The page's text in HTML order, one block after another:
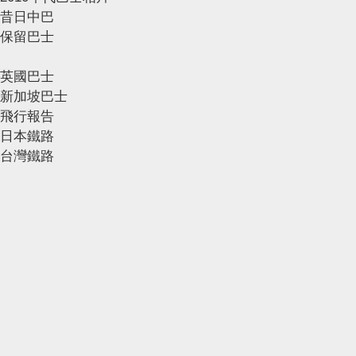
昔日中巴
保留巴士
英國巴士
新加坡巴士
飛行報告
日本鐵路
台灣鐵路